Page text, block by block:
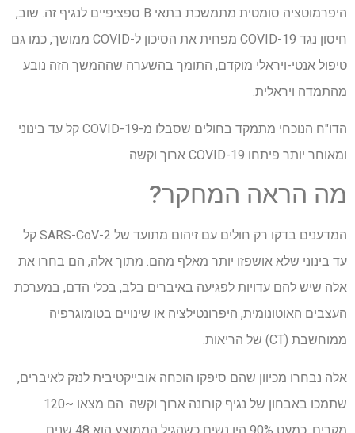
היפרמוטציה סומטית מתמשכת בתאי B ספציפיים לנגיף זה. שוב,
חיסון נגד COVID-19 מפחית את הסיכון ל-COVID ממושך, כמו גם
טיפול אנטי-ויראלי מוקדם, התומך בהשערה שההמשך הזה נובע
מהתמדה ויראלית.
הדו"ח הנוכחי מתמקד בחולים שסבלו מ-COVID-19 קל עד בינוני
ומאוחר יותר פיתחו COVID-19 ארוך וקשה.
מה הראה המחקר?
המדענים בדקו רק חולים עם זיהום מתועד של SARS-CoV-2 קל
עד בינוני שלא אושפזו יותר מאלף מהם. מתוך אלה, הם בחרו את
אלה שיש להם עדויות לפגיעה באיברים בלב, בכלי הדם, במערכת
העצבים האוטונומית, היפרונטילציה או שינויים בטומוגרפיה
ממוחשבת (CT) של הריאות.
אלה נבחרו מכיוון שהם סיפקו הוכחה אובייקטיבית לנזק לאיברים,
שתמכו באבחון של נגיף קורונה ארוך וקשה. הם מצאו ~120